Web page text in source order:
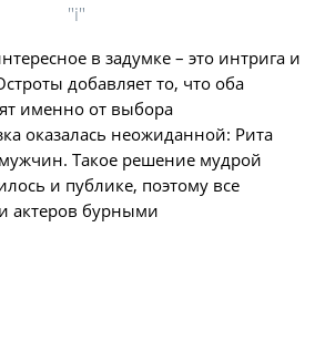
"i"
в задумке – это интрига и
добавляет то, что оба
именно от выбора
оказалась неожиданной: Рита
Такое решение мудрой
и публике, поэтому все
актеров бурными